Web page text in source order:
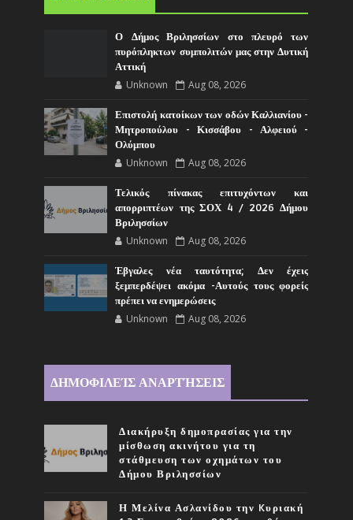
Ο Δήμος Βριλησσίων στο πλευρό των
πυρόπληκτων συμπολιτών μας στην Δυτική
Αττική
Unknown Aug 08, 2026
Επιστολή κατοίκων των οδών Καλλιανίου -
Μητροπούλου - Κισσάβου - Αλφειού -
Ολύμπου
Unknown Aug 08, 2026
Τελικός πίνακας επιτυχόντων και
απορριπτέων της ΣΟΧ 4 / 2026 Δήμου
Βριλησσίων
Unknown Aug 08, 2026
Έβγαλες νέα ταυτότητα; Δεν έχεις
ξεμπερδέψει ακόμα -Αυτούς τους φορείς
πρέπει να ενημερώσεις
Unknown Aug 08, 2026
ΔΗΜΟΦΙΛΕΊΣ ΑΝΑΡΤΉΣΕΙΣ
Διακήρυξη δημοπρασίας για την
μίσθωση ακινήτου για τη
στάθμευση των οχημάτων του
Δήμου Βριλησσίων
Η Μελίνα Ασλανίδου την Kυριακή